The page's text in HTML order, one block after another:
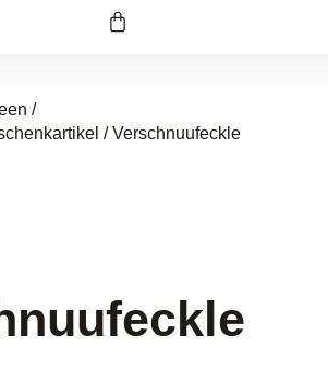
/
/ Verschnuufeckle